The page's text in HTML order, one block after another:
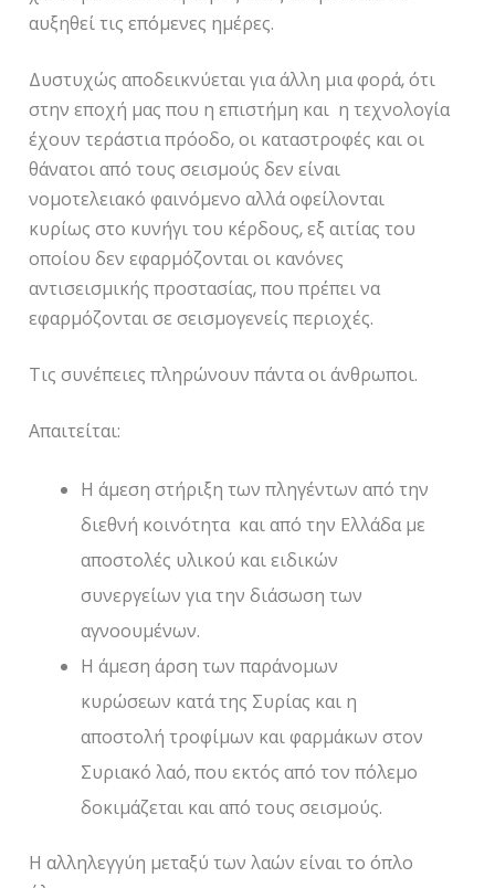
αυξηθεί τις επόμενες ημέρες.
Δυστυχώς αποδεικνύεται για άλλη μια φορά, ότι
στην εποχή μας που η επιστήμη και η τεχνολογία
έχουν τεράστια πρόοδο, οι καταστροφές και οι
θάνατοι από τους σεισμούς δεν είναι
νομοτελειακό φαινόμενο αλλά οφείλονται
κυρίως στο κυνήγι του κέρδους, εξ αιτίας του
οποίου δεν εφαρμόζονται οι κανόνες
αντισεισμικής προστασίας, που πρέπει να
εφαρμόζονται σε σεισμογενείς περιοχές.
Τις συνέπειες πληρώνουν πάντα οι άνθρωποι.
Απαιτείται:
Η άμεση στήριξη των πληγέντων από την
διεθνή κοινότητα και από την Ελλάδα με
αποστολές υλικού και ειδικών
συνεργείων για την διάσωση των
αγνοουμένων.
Η άμεση άρση των παράνομων
κυρώσεων κατά της Συρίας και η
αποστολή τροφίμων και φαρμάκων στον
Συριακό λαό, που εκτός από τον πόλεμο
δοκιμάζεται και από τους σεισμούς.
Η αλληλεγγύη μεταξύ των λαών είναι το όπλο